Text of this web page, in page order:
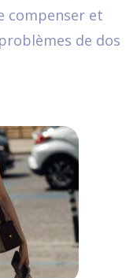
compenser et
de dos